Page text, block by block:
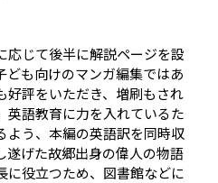
応じて後半に解説ページを設
ども向けのマンガ編集ではあ
好評をいただき、増刷もされ
英語教育に力を入れているた
よう、本編の英語訳を同時収
遂げた故郷出身の偉人の物語
に役立つため、図書館などに